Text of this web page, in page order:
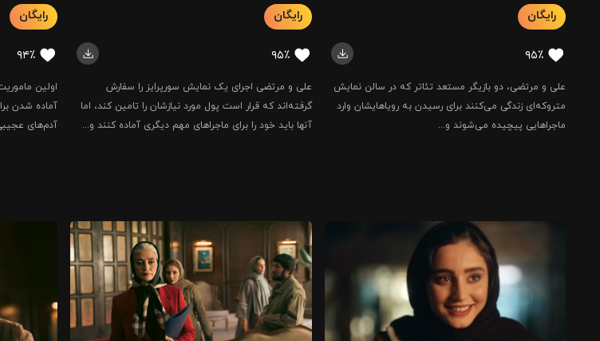
رایگان
۹۵٪
علی و مرتضی، دو بازیگر مستعد تئاتر که در سالن نمایش
متروکه‌ای زندگی می‌کنند برای رسیدن به رویاهایشان وارد
ماجراهایی پیچیده می‌شوند و...
رایگان
۹۵٪
علی و مرتضی اجرای یک نمایش سورپرایز را سفارش
گرفته‌اند که قرار است پول مورد نیازشان را تامین کند، اما
آنها باید خود را برای ماجراهای مهم دیگری آماده کنند و...
رایگان
۹۴٪
اولین
آماده‌ شدن
آدم‌های